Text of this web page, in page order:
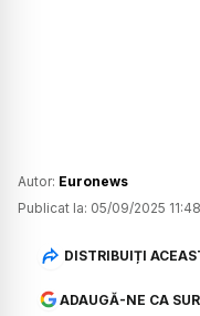
Autor: Euronews
Publicat la: 05/09/2025 11:48
DISTRIBUIȚI
ADAUGĂ-NE CA